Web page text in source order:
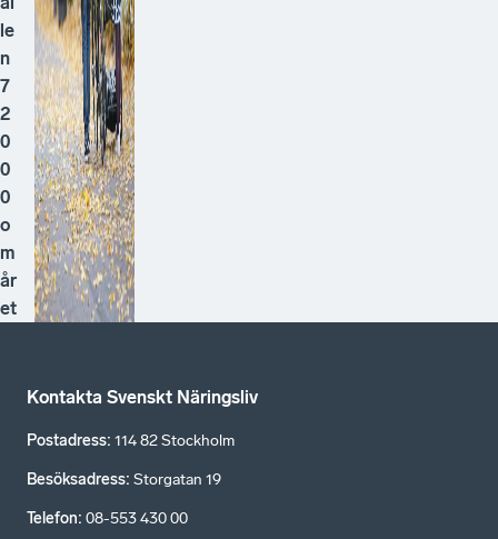
le
n
7
2
0
0
0
o
m
år
et
Kontakta Svenskt Näringsliv
Postadress: 114 82 Stockholm
Besöksadress: Storgatan 19
Telefon: 08-553 430 00